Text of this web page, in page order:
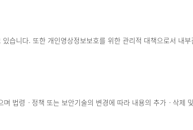
습니다. 또한 개인영상정보보호를 위한 관리적 대책으로서 내
법령ㆍ정책 또는 보안기술의 변경에 따라 내용의 추가ㆍ삭제